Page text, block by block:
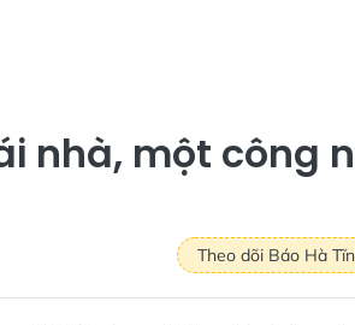
nhà, một công
Theo dõi Báo Hà